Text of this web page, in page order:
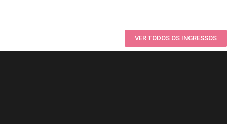
VER TODOS OS INGRESSOS